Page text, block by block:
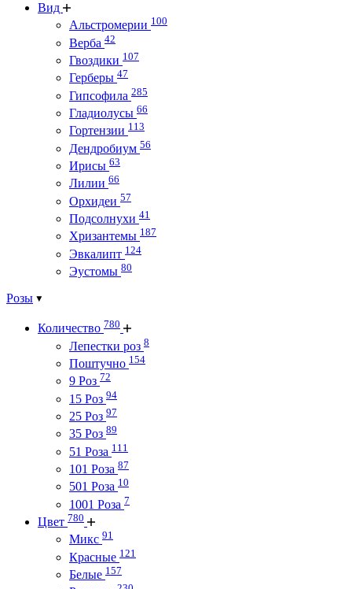
Вид
Альстромерии 100
Верба 42
Гвоздики 107
Герберы 47
Гипсофила 285
Гладиолусы 66
Гортензии 113
Дендробиум 56
Ирисы 63
Лилии 66
Орхидеи 57
Подсолнухи 41
Хризантемы 187
Эвкалипт 124
Эустомы 80
Розы
Количество 780
Лепестки роз 8
Поштучно 154
9 Роз 72
15 Роз 94
25 Роз 97
35 Роз 89
51 Роза 111
101 Роза 87
501 Роза 10
1001 Роза 7
Цвет 780
Микс 91
Красные 121
Белые 157